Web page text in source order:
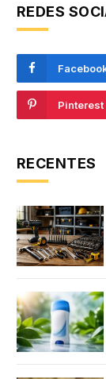
REDES
Pinterest
RECENTES